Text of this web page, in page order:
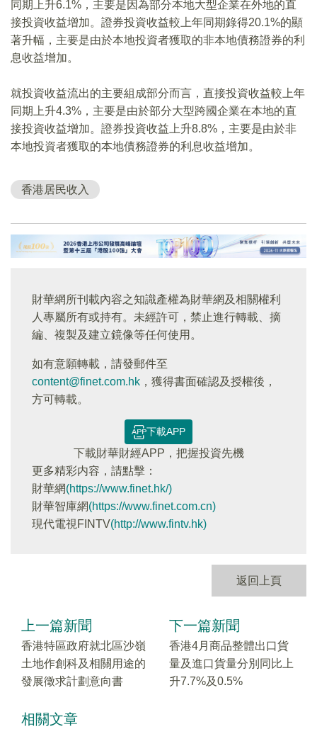
同期上升6.1%，主要是因為部分本地大型企業在外地的直
接投資收益增加。證券投資收益較上年同期錄得20.1%的顯
著升幅，主要是由於本地投資者獲取的非本地債務證券的利
息收益增加。
就投資收益流出的主要組成部分而言，直接投資收益較上年
同期上升4.3%，主要是由於部分大型跨國企業在本地的直
接投資收益增加。證券投資收益上升8.8%，主要是由於非
本地投資者獲取的本地債務證券的利息收益增加。
香港居民收入
財華網所刊載內容之知識產權為財華網及相關權利
人專屬所有或持有。未經許可，禁止進行轉載、摘
編、複製及建立鏡像等任何使用。
如有意願轉載，請發郵件至
content@finet.com.hk ，獲得書面確認及授權後，
方可轉載。
下載APP
下載財華財經APP，把握投資先機
更多精彩内容，請點擊：
財華網(https://www.finet.hk/)
財華智庫網(https://www.finet.com.cn)
現代電視FINTV(http://www.fintv.hk)
返回上頁
上一篇新聞
香港特區政府就北區沙嶺
土地作創科及相關用途的
發展徵求計劃意向書
下一篇新聞
香港4月商品整體出口貨
量及進口貨量分別同比上
升7.7%及0.5%
相關文章